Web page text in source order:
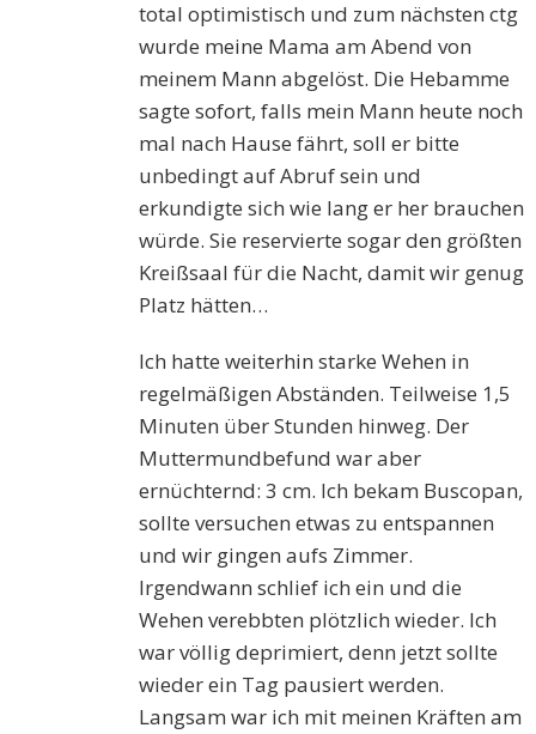
total optimistisch und zum nächsten ctg
wurde meine Mama am Abend von
meinem Mann abgelöst. Die Hebamme
sagte sofort, falls mein Mann heute noch
mal nach Hause fährt, soll er bitte
unbedingt auf Abruf sein und
erkundigte sich wie lang er her brauchen
würde. Sie reservierte sogar den größten
Kreißsaal für die Nacht, damit wir genug
Platz hätten…
Ich hatte weiterhin starke Wehen in
regelmäßigen Abständen. Teilweise 1,5
Minuten über Stunden hinweg. Der
Muttermundbefund war aber
ernüchternd: 3 cm. Ich bekam Buscopan,
sollte versuchen etwas zu entspannen
und wir gingen aufs Zimmer.
Irgendwann schlief ich ein und die
Wehen verebbten plötzlich wieder. Ich
war völlig deprimiert, denn jetzt sollte
wieder ein Tag pausiert werden.
Langsam war ich mit meinen Kräften am